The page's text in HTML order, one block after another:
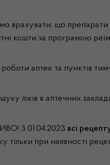
врахувати, що препарати
кошти за програмою
аптек та пунктів
ліків в аптечних
З 01.04.2023 всі
тільки при наявності